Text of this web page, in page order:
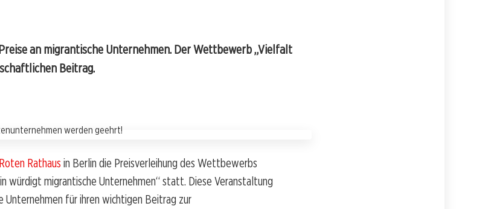
an migrantische Unternehmen. Der Wettbewerb „Vielfalt
Beitrag.
Roten Rathaus in Berlin die Preisverleihung des Wettbewerbs
würdigt migrantische Unternehmen“ statt. Diese Veranstaltung
Unternehmen für ihren wichtigen Beitrag zur